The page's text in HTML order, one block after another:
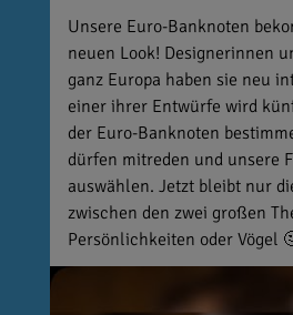
Unsere Euro-Banknoten
neuen Look! Designerinnen
ganz Europa haben sie neu
einer ihrer Entwürfe wird
der Euro-Banknoten
dürfen mitreden und unsere
auswählen. Jetzt bleibt nur
zwischen den zwei großen
Persönlichkeiten oder Vögel